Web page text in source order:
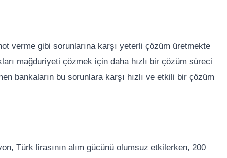
verme gibi sorunlarına karşı yeterli çözüm üretmekte
mağduriyeti çözmek için daha hızlı bir çözüm süreci
bankaların bu sorunlara karşı hızlı ve etkili bir çözüm
Türk lirasının alım gücünü olumsuz etkilerken, 200